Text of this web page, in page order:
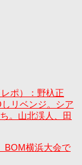
ポ）：野杁正
リベンジ。シア
。山北渓人、田
BOM横浜大会で